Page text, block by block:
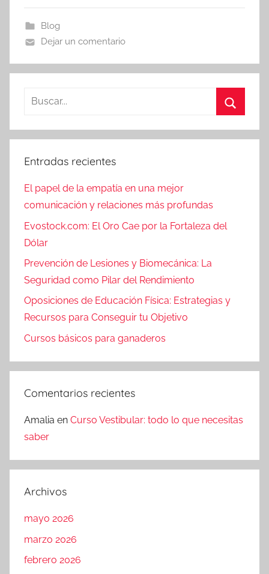
Blog
Dejar un comentario
Buscar:
Entradas recientes
El papel de la empatía en una mejor
comunicación y relaciones más profundas
Evostock.com: El Oro Cae por la Fortaleza del
Dólar
Prevención de Lesiones y Biomecánica: La
Seguridad como Pilar del Rendimiento
Oposiciones de Educación Física: Estrategias y
Recursos para Conseguir tu Objetivo
Cursos básicos para ganaderos
Comentarios recientes
Amalia en Curso Vestibular: todo lo que necesitas
saber
Archivos
mayo 2026
marzo 2026
febrero 2026